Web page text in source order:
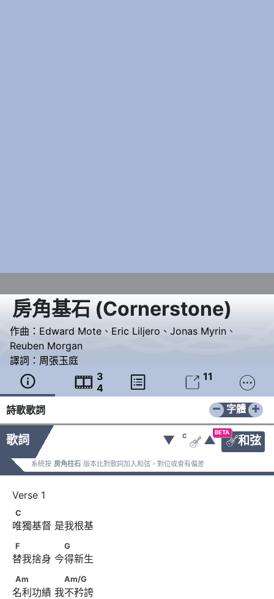
房角基石(Cornerstone)
作曲： Edward Mote 、 Eric Liljero 、 Jonas Myrin 、
Reuben Morgan
譯詞： 周張玉庭
  3
4
  11 
詩歌歌詞 − +
字體
歌詞
BETA
和弦
▼ C
 ▲
系統按 房角柱石 版本比對歌詞加入和弦，對位或會有偏差
C
C
唯獨基督 是我根基
F　　　　      　G
F G
替我捨身 今得新生
Am　　　　      　Am/G
Am Am/G
名利功績 我不矜誇